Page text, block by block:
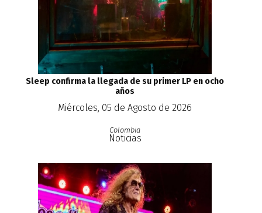
Sleep confirma la llegada de su primer LP en ocho
años
Miércoles, 05 de Agosto de 2026
Colombia
Noticias